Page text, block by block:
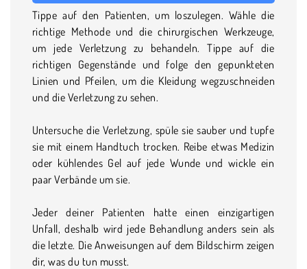
Tippe auf den Patienten, um loszulegen. Wähle die
richtige Methode und die chirurgischen Werkzeuge,
um jede Verletzung zu behandeln. Tippe auf die
richtigen Gegenstände und folge den gepunkteten
Linien und Pfeilen, um die Kleidung wegzuschneiden
und die Verletzung zu sehen.
Untersuche die Verletzung, spüle sie sauber und tupfe
sie mit einem Handtuch trocken. Reibe etwas Medizin
oder kühlendes Gel auf jede Wunde und wickle ein
paar Verbände um sie.
Jeder deiner Patienten hatte einen einzigartigen
Unfall, deshalb wird jede Behandlung anders sein als
die letzte. Die Anweisungen auf dem Bildschirm zeigen
dir, was du tun musst.